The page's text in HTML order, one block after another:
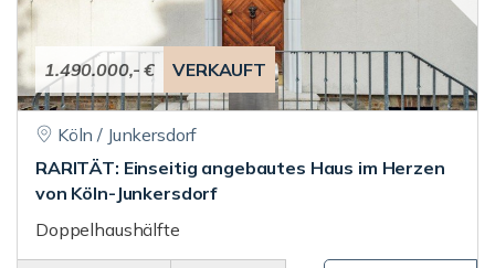
1.490.000,- € VERKAUFT
Köln / Junkersdorf
RARITÄT: Einseitig angebautes Haus im Herzen
von Köln-Junkersdorf
Doppelhaushälfte